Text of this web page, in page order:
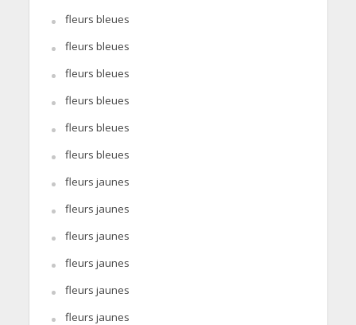
fleurs bleues
fleurs bleues
fleurs bleues
fleurs bleues
fleurs bleues
fleurs bleues
fleurs jaunes
fleurs jaunes
fleurs jaunes
fleurs jaunes
fleurs jaunes
fleurs jaunes